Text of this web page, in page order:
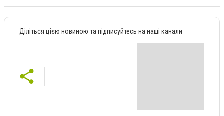
Діліться цією новиною та підписуйтесь на наші канали